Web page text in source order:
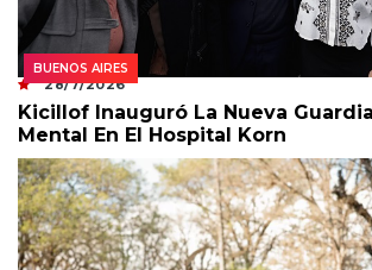
BUENOS AIRES
28/7/2026
Kicillof Inauguró La Nueva
Mental En El Hospital Korn